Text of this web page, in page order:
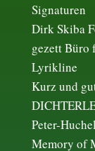
Signaturen
Dirk Skiba
gezett Büro
Lyrikline
Kurz und
Peter-
Memory of